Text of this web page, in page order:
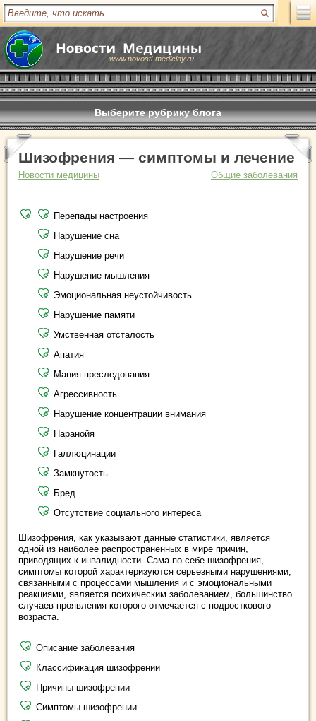
www.novosti-mediciny.ru
Выберите рубрику блога
Шизофрения — симптомы и лечение
Новости медицины Общие заболевания
Перепады настроения
Нарушение сна
Нарушение речи
Нарушение мышления
Эмоциональная неустойчивость
Нарушение памяти
Умственная отсталость
Апатия
Мания преследования
Агрессивность
Нарушение концентрации внимания
Паранойя
Галлюцинации
Замкнутость
Бред
Отсутствие социального интереса
Шизофрения, как указывают данные статистики, является
одной из наиболее распространенных в мире причин,
приводящих к инвалидности. Сама по себе шизофрения,
симптомы которой характеризуются серьезными нарушениями,
связанными с процессами мышления и с эмоциональными
реакциями, является психическим заболеванием, большинство
случаев проявления которого отмечается с подросткового
возраста.
Описание заболевания
Классификация шизофрении
Причины шизофрении
Симптомы шизофрении